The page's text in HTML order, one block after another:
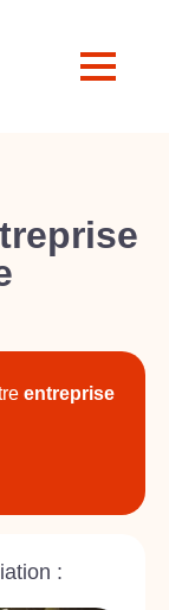
entreprise
: